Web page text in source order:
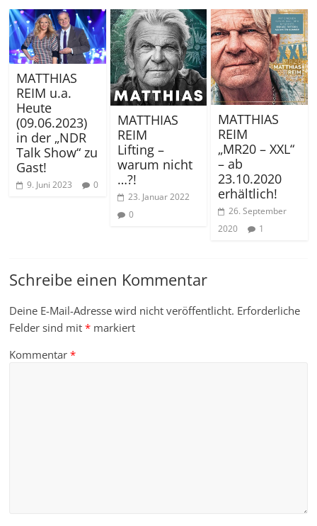
MATTHIAS
REIM u.a.
Heute
(09.06.2023)
in der „NDR
Talk Show“ zu
Gast!
9. Juni 2023 0
MATTHIAS
REIM
Lifting –
warum nicht
…?!
23. Januar 2022
0
MATTHIAS
REIM
„MR20 – XXL“
– ab
23.10.2020
erhältlich!
26. September
2020
1
Schreibe einen Kommentar
Deine E-Mail-Adresse wird nicht veröffentlicht. Erforderliche
Felder sind mit* markiert
Kommentar*